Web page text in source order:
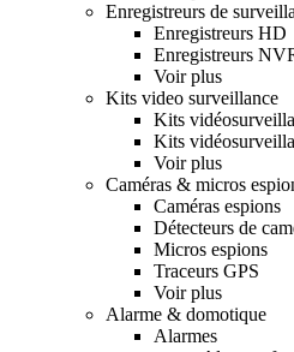
Enregistreurs de
Enregistreurs HD
Enregistreurs
Voir plus
Kits video surveillance
Kits
Kits
Voir plus
Caméras & micros
Caméras espions
Détecteurs de
Micros espions
Traceurs GPS
Voir plus
Alarme & domotique
Alarmes